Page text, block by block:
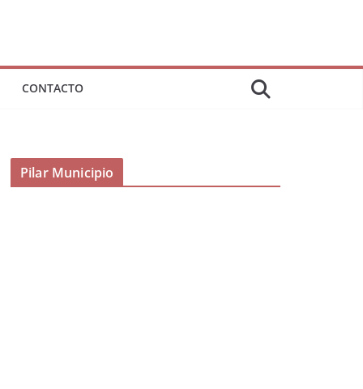
CONTACTO
Pilar Municipio